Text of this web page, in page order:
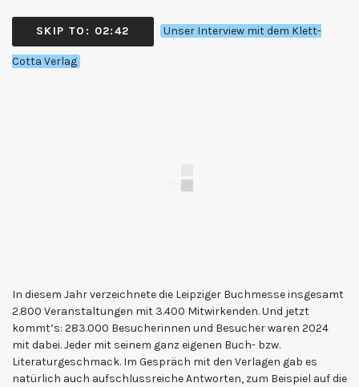
SKIP TO: 02:42 Unser Interview mit dem Klett-
Cotta Verlag
In diesem Jahr verzeichnete die Leipziger Buchmesse insgesamt
2.800 Veranstaltungen mit 3.400 Mitwirkenden. Und jetzt
kommt’s: 283.000 Besucherinnen und Besucher waren 2024
mit dabei. Jeder mit seinem ganz eigenen Buch- bzw.
Literaturgeschmack. Im Gespräch mit den Verlagen gab es
natürlich auch aufschlussreiche Antworten, zum Beispiel auf die